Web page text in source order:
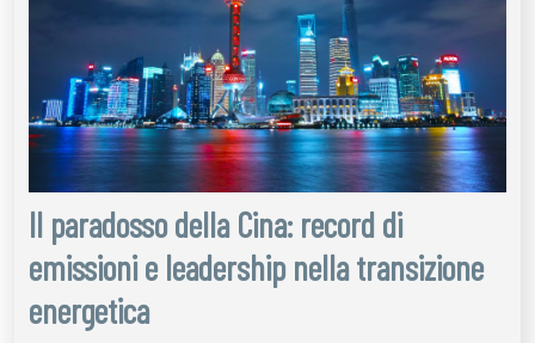
Il paradosso della Cina: record di
emissioni e leadership nella transizione
energetica